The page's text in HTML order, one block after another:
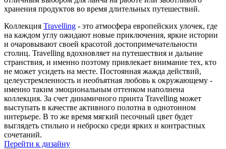
хранения продуктов во время длительных путешествий.
Коллекция Travelling - это атмосфера европейских улочек, где
на каждом углу ожидают новые приключения, яркие истории
и очаровывают своей красотой достопримечательности
столиц. Travelling вдохновляет на путешествия и дальние
странствия, и именно поэтому привлекает внимание тех, кто
не может усидеть на месте. Постоянная жажда действий,
целеустремленность и необъятная любовь к окружающему -
именно таким эмоциональным оттенком наполнена
коллекция. За счет динамичного принта Travelling может
выступать в качестве активного полотна в однотонном
интерьере. В то же время мягкий песочный цвет будет
выглядеть стильно и неброско среди ярких и контрастных
сочетаний.
Перейти к дизайну